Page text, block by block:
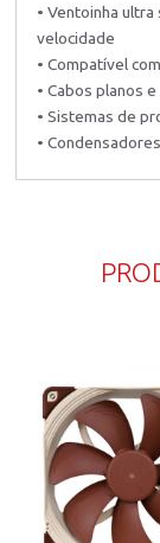
• Ventoinha
velocidade
• Compatível
• Cabos planos
• Sistemas de
•